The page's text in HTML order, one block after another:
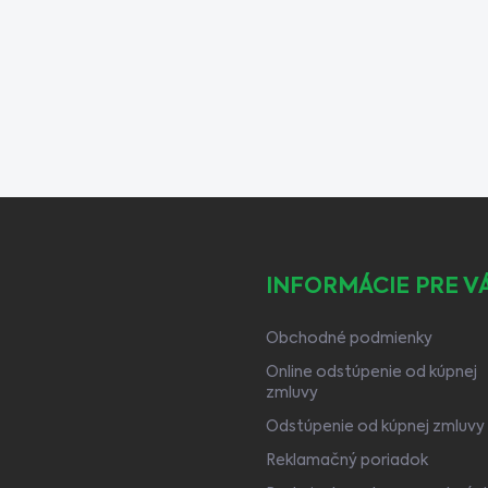
INFORMÁCIE PRE
Obchodné podmienky
Online odstúpenie od kúpnej
zmluvy
Odstúpenie od kúpnej zmluvy
Reklamačný poriadok